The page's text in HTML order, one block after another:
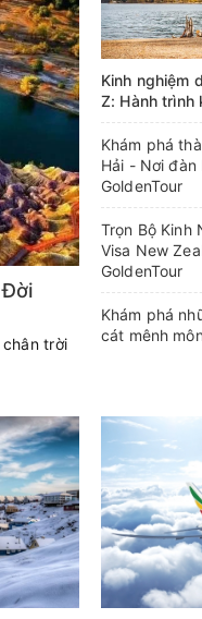
Đời
trời
Kinh nghiệm
Z: Hành trình
Khám phá
Hải - Nơi đàn
GoldenTour
Trọn Bộ Kinh
Visa New
GoldenTour
Khám phá
cát mênh